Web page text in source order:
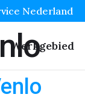
Nederland
Werkgebied